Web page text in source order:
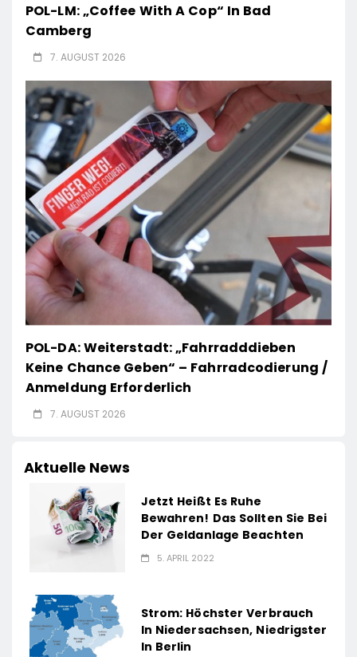
POL-LM: „Coffee With A Cop“ In Bad
Camberg
7. AUGUST 2026
POL-DA: Weiterstadt: „Fahrradddieben
Keine Chance Geben“ – Fahrradcodierung /
Anmeldung Erforderlich
7. AUGUST 2026
Aktuelle News
Jetzt Heißt Es Ruhe
Bewahren! Das Sollten Sie Bei
Der Geldanlage Beachten
5. APRIL 2022
Strom: Höchster Verbrauch
In Niedersachsen, Niedrigster
In Berlin